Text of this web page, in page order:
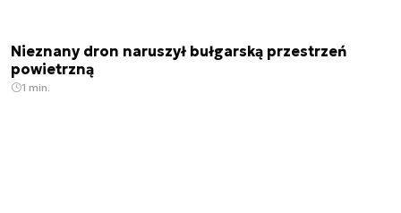
Nieznany dron naruszył bułgarską przestrzeń
powietrzną
1 min.